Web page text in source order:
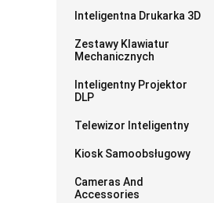
Inteligentna Drukarka 3D
Zestawy Klawiatur
Mechanicznych
Inteligentny Projektor
DLP
Telewizor Inteligentny
Kiosk Samoobsługowy
Cameras And
Accessories